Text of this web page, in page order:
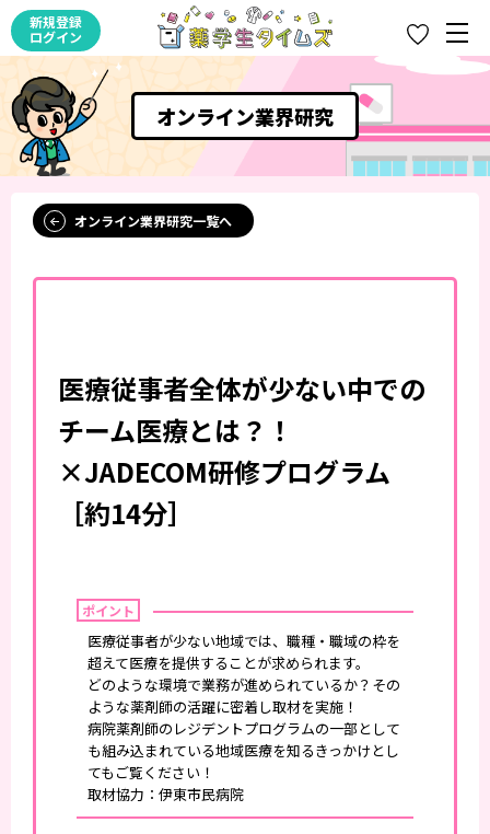
新規登録
ログイン
オンライン業界研究
オンライン業界研究一覧へ
医療従事者全体が少ない中での
チーム医療とは？！
×JADECOM研修プログラム
［約14分］
ポイント
医療従事者が少ない地域では、職種・職域の枠を
超えて医療を提供することが求められます。
どのような環境で業務が進められているか？その
ような薬剤師の活躍に密着し取材を実施！
病院薬剤師のレジデントプログラムの一部として
も組み込まれている地域医療を知るきっかけとし
てもご覧ください！
取材協力：伊東市民病院